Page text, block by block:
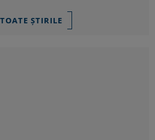
ȘTIRILE